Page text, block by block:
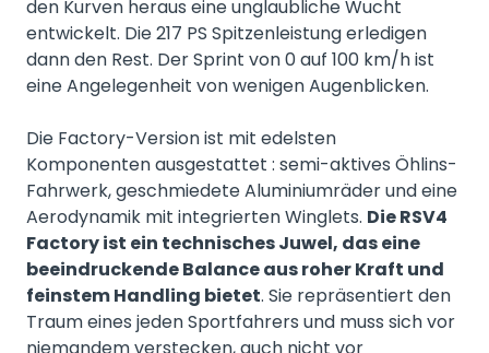
den Kurven heraus eine unglaubliche Wucht
entwickelt. Die 217 PS Spitzenleistung erledigen
dann den Rest. Der Sprint von 0 auf 100 km/h ist
eine Angelegenheit von wenigen Augenblicken.
Die Factory-Version ist mit edelsten
Komponenten ausgestattet : semi-aktives Öhlins-
Fahrwerk, geschmiedete Aluminiumräder und eine
Aerodynamik mit integrierten Winglets. Die RSV4
Factory ist ein technisches Juwel, das eine
beeindruckende Balance aus roher Kraft und
feinstem Handling bietet. Sie repräsentiert den
Traum eines jeden Sportfahrers und muss sich vor